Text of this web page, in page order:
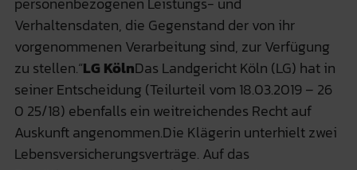
Verhaltensdaten, die Gegenstand der von ihr
vorgenommenen Verarbeitung sind, zur Verfügung
zu stellen.“LG KölnDas Landgericht Köln (LG) hat in
seiner Entscheidung (Teilurteil vom 18.03.2019 – 26
0 25/18) ebenfalls ein weitreichendes Recht auf
Auskunft angenommen.Die Klägerin unterhielt zwei
Lebensversicherungsverträge. Auf das